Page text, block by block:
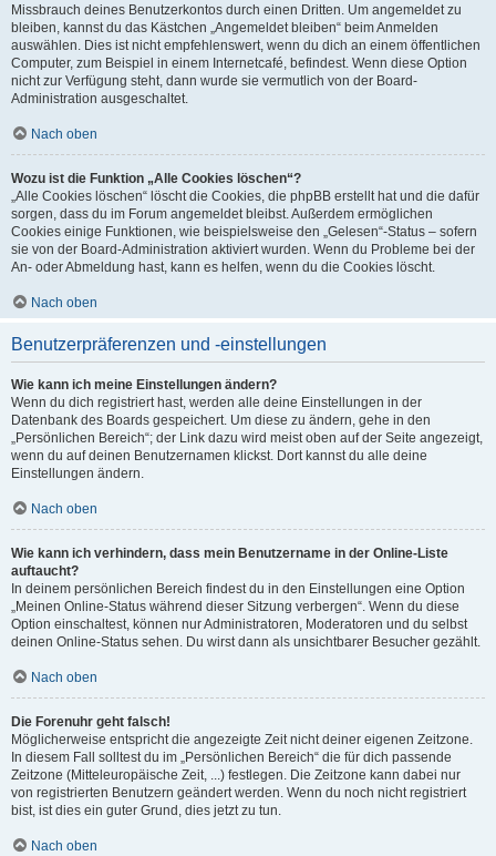
Missbrauch deines Benutzerkontos durch einen Dritten. Um angemeldet zu
bleiben, kannst du das Kästchen „Angemeldet bleiben“ beim Anmelden
auswählen. Dies ist nicht empfehlenswert, wenn du dich an einem öffentlichen
Computer, zum Beispiel in einem Internetcafé, befindest. Wenn diese Option
nicht zur Verfügung steht, dann wurde sie vermutlich von der Board-
Administration ausgeschaltet.
Nach oben
Wozu ist die Funktion „Alle Cookies löschen“?
„Alle Cookies löschen“ löscht die Cookies, die phpBB erstellt hat und die dafür
sorgen, dass du im Forum angemeldet bleibst. Außerdem ermöglichen
Cookies einige Funktionen, wie beispielsweise den „Gelesen“-Status – sofern
sie von der Board-Administration aktiviert wurden. Wenn du Probleme bei der
An- oder Abmeldung hast, kann es helfen, wenn du die Cookies löscht.
Nach oben
Benutzerpräferenzen und -einstellungen
Wie kann ich meine Einstellungen ändern?
Wenn du dich registriert hast, werden alle deine Einstellungen in der
Datenbank des Boards gespeichert. Um diese zu ändern, gehe in den
„Persönlichen Bereich“; der Link dazu wird meist oben auf der Seite angezeigt,
wenn du auf deinen Benutzernamen klickst. Dort kannst du alle deine
Einstellungen ändern.
Nach oben
Wie kann ich verhindern, dass mein Benutzername in der Online-Liste
auftaucht?
In deinem persönlichen Bereich findest du in den Einstellungen eine Option
„Meinen Online-Status während dieser Sitzung verbergen“. Wenn du diese
Option einschaltest, können nur Administratoren, Moderatoren und du selbst
deinen Online-Status sehen. Du wirst dann als unsichtbarer Besucher gezählt.
Nach oben
Die Forenuhr geht falsch!
Möglicherweise entspricht die angezeigte Zeit nicht deiner eigenen Zeitzone.
In diesem Fall solltest du im „Persönlichen Bereich“ die für dich passende
Zeitzone (Mitteleuropäische Zeit, ...) festlegen. Die Zeitzone kann dabei nur
von registrierten Benutzern geändert werden. Wenn du noch nicht registriert
bist, ist dies ein guter Grund, dies jetzt zu tun.
Nach oben